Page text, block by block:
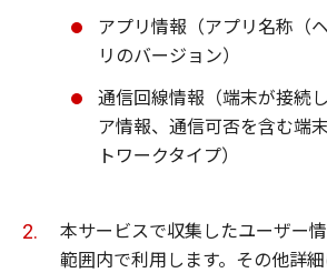
アプリ情報（アプリ名称（
リのバージョン）
通信回線情報（端末が接続
ア情報、通信可否を含む端
トワークタイプ）
本サービスで収集したユーザー
範囲内で利用します。その他詳